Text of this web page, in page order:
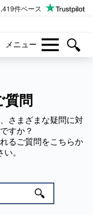
メニュー
質問
さまざまな疑問に対
すか？
るご質問をこちらか
。